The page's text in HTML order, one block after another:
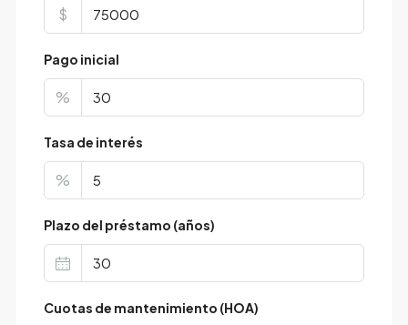
$
Pago inicial
%
Tasa de interés
%
Plazo del préstamo (años)
Cuotas de mantenimiento (HOA)